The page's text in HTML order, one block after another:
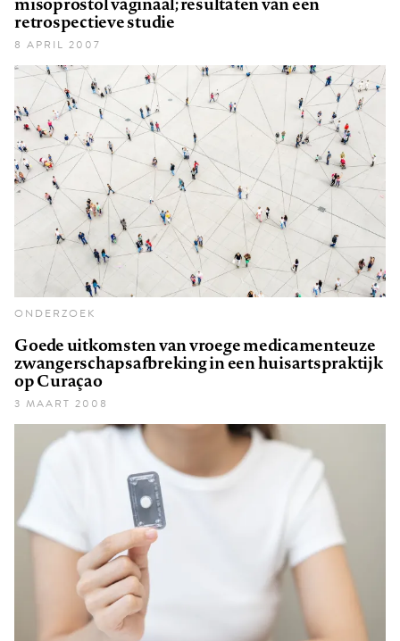
retrospectieve studie
8 APRIL 2007
ONDERZOEK
Goede uitkomsten van vroege medicamenteuze
zwangerschapsafbreking in een huisartspraktijk
op Curaçao
3 MAART 2008